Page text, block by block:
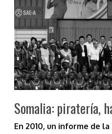
Somalia: piratería,
En 2010, un informe de